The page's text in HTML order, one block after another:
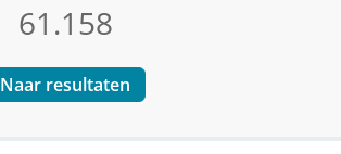
61.158
Naar resultaten